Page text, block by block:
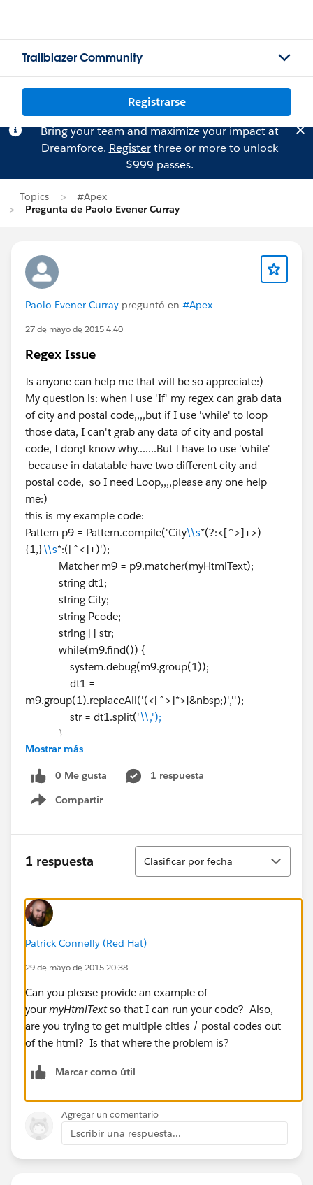
Trailblazer Community
Registrarse
Bring your team and maximize your impact at
Dreamforce. Registerthree or more to unlock
$999 passes.
Topics
#Apex
Pregunta de Paolo Evener Curray
Paolo Evener Curray preguntó en #Apex
27 de mayo de 2015 4:40
Regex Issue
Is anyone can help me that will be so appreciate:)
My question is: when i use 'If' my regex can grab data
of city and postal code,,,,but if I use 'while' to loop
those data, I can't grab any data of city and postal
code, I don;t know why.......But I have to use 'while'
because in datatable have two different city and
postal code, so I need Loop,,,,please any one help
me:)
this is my example code:
Pattern p9 = Pattern.compile('City\\s*(?:<[^>]+>)
{1,}\\s*:([^<]+)');
Matcher m9 = p9.matcher(myHtmlText);
string dt1;
string City;
string Pcode;
string [] str;
while(m9.find()) {
system.debug(m9.group(1));
dt1 =
m9.group(1).replaceAll('(<[^>]*>|&nbsp;)','');
str = dt1.split('\\,');
}
//City
city = str[0];
//Postal Code
Mostrar más
0 Me gusta
1 respuesta
Compartir
Show menu
1 respuesta
Ordenar
Clasificar por fecha
Patrick Connelly (Red Hat)
29 de mayo de 2015 20:38
Can you please provide an example of
yourmyHtmlTextso that I can run your code? Also,
are you trying to get multiple cities / postal codes out
of the html? Is that where the problem is?
Marcar como útil
Agregar un comentario
Escribir una respuesta...